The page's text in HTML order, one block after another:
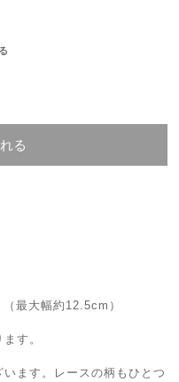
る
最大幅約12.5cm）
す。
ます。レースの柄もひとつ